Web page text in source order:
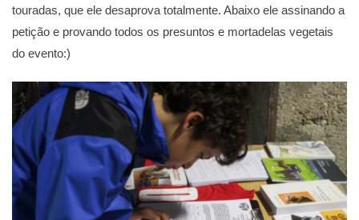
touradas, que ele desaprova totalmente. Abaixo ele assinando a
petição e provando todos os presuntos e mortadelas vegetais
do evento:)